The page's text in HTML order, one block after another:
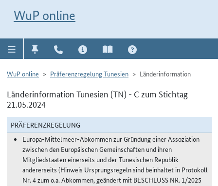
WuP online
WuP online Präferenzregelung Tunesien Länderinformation
Länderinformation Tunesien (TN) - C zum Stichtag
21.05.2024
PRÄFERENZREGELUNG
Europa-Mittelmeer-Abkommen zur Gründung einer Assoziation
zwischen den Europäischen Gemeinschaften und ihren
Mitgliedstaaten einerseits und der Tunesischen Republik
andererseits (Hinweis Ursprungsregeln sind beinhaltet in Protokoll
Nr. 4 zum o.a. Abkommen, geändert mit BESCHLUSS NR. 1/2025